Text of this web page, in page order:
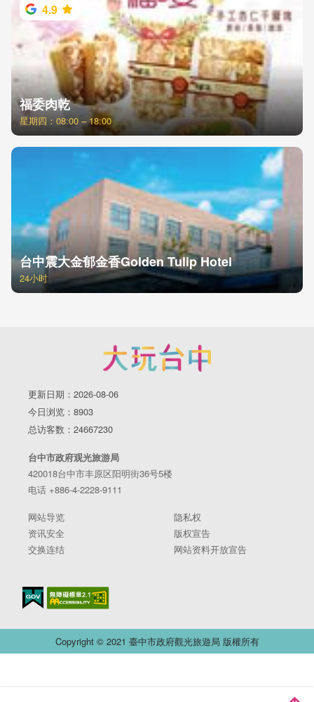
4.9
福委肉乾
星期四：08:00 – 18:00
台中震大金郁金香Golden Tulip Hotel
24小时
更新日期：2026-08-06
今日浏览：8903
总访客数：24667230
台中市政府观光旅游局
420018台中市丰原区阳明街36号5楼
电话 +886-4-2228-9111
网站导览
隐私权
资讯安全
版权宣告
交换连结
网站资料开放宣告
Copyright © 2021 臺中市政府觀光旅遊局 版權所有